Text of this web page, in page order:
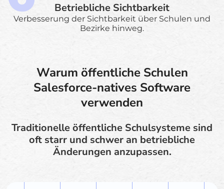
Betriebliche Sichtbarkeit
Verbesserung der Sichtbarkeit über Schulen und
Bezirke hinweg.
Warum öffentliche Schulen
Salesforce-natives Software
verwenden
Traditionelle öffentliche Schulsysteme sind
oft starr und schwer an betriebliche
Änderungen anzupassen.